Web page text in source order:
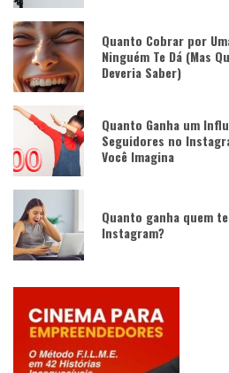
Quanto Cobrar por
Ninguém Te Dá (Mas
Deveria Saber)
Quanto Ganha um
Seguidores no
Você Imagina
Quanto ganha quem
Instagram?